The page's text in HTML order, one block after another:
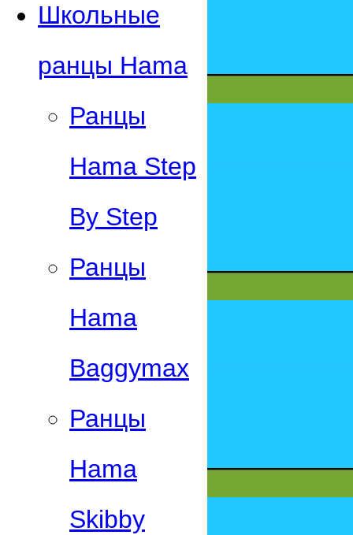
Школьные
ранцы Hama
Ранцы
Hama Step
By Step
Ранцы
Hama
Baggymax
Ранцы
Hama
Skibby